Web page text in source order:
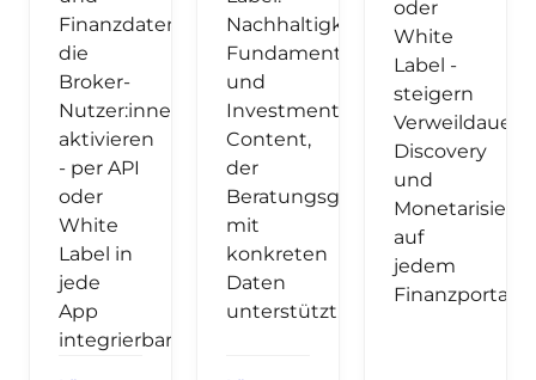
Finanzdaten,
die
Broker-
Nutzer:innen
aktivieren
- per API
oder
White
Label in
jede
App
integrierbar.
Nachhaltigkeitsdaten,
Fundamentaldaten
und
Investment
Content,
der
Beratungsgespräche
mit
konkreten
Daten
unterstützt.
oder
White
Label -
steigern
Verweildauer,
Discovery
und
auf
jedem
Finanzportal.